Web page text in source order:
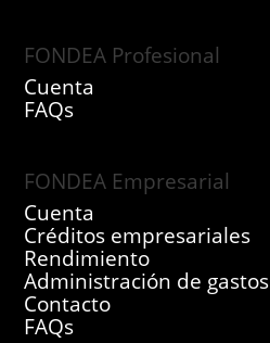
FONDEA Profesional
Cuenta
FAQs
FONDEA Empresarial
Cuenta
Créditos empresariales
Rendimiento
Administración de gastos
Contacto
FAQs